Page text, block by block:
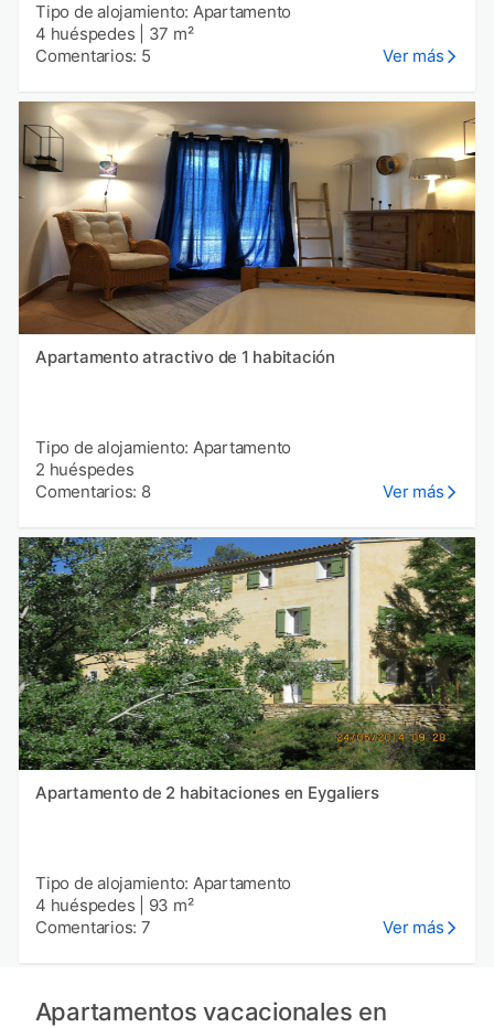
Tipo de alojamiento: Apartamento
4 huéspedes
37 m²
Comentarios: 5
Ver más
Apartamento atractivo de 1 habitación
Tipo de alojamiento: Apartamento
2 huéspedes
Comentarios: 8
Ver más
Apartamento de 2 habitaciones en Eygaliers
Tipo de alojamiento: Apartamento
4 huéspedes
93 m²
Comentarios: 7
Ver más
Apartamentos vacacionales en